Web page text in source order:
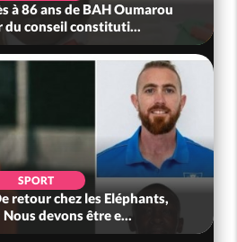
à 86 ans de BAH Oumarou
du conseil constituti...
SPORT
retour chez les Eléphants,
Nous devons être e...